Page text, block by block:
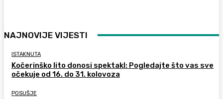
NAJNOVIJE VIJESTI
ISTAKNUTA
Kočerinško lito donosi spektakl: Pogledajte što vas sve
očekuje od 16. do 31. kolovoza
POSUŠJE